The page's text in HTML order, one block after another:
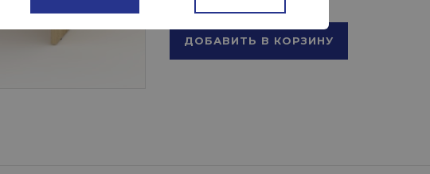
ДОБАВИТЬ В КОРЗИНУ